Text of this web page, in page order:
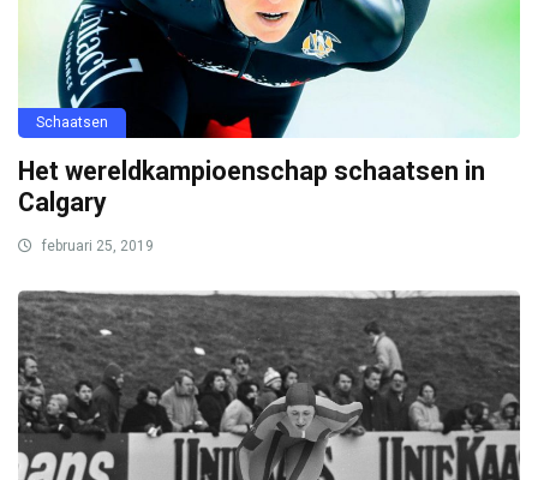
Schaatsen
Het wereldkampioenschap schaatsen in
Calgary
februari 25, 2019